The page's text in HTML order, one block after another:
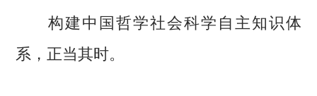
构建中国哲学社会科学自主知识体
系，正当其时。